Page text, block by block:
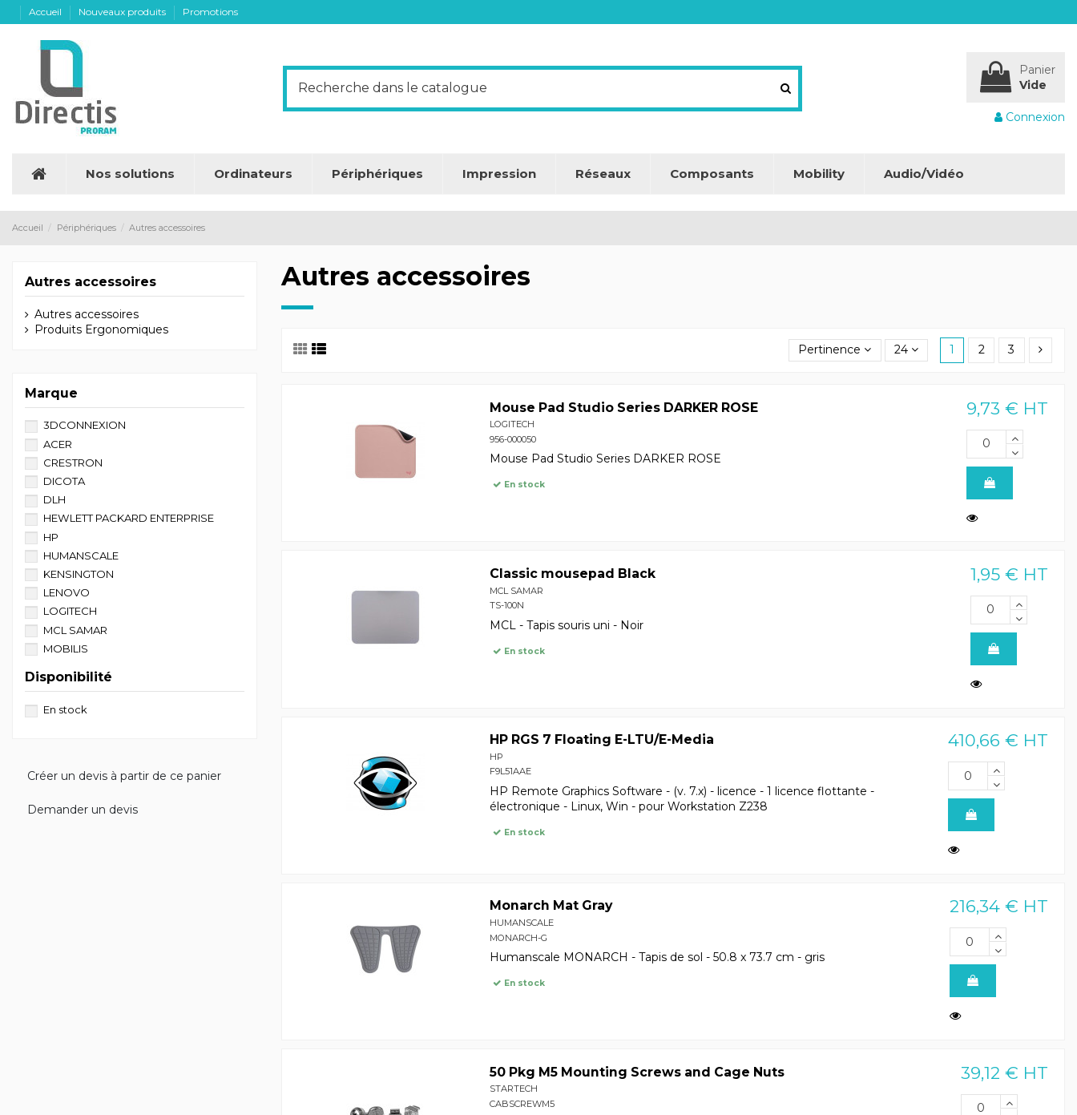
Accueil Nouveaux produits Promotions
Panier
Vide
Connexion
Nos solutions Ordinateurs Périphériques Impression Réseaux Composants Mobility Audio/Vidéo
Accueil Périphériques Autres accessoires
Autres accessoires
Pertinence 24 1 2 3
Mouse Pad Studio Series DARKER ROSE
LOGITECH
956-000050
Mouse Pad Studio Series DARKER ROSE
En stock
9,73 € HT
Classic mousepad Black
MCL SAMAR
TS-100N
MCL - Tapis souris uni - Noir
En stock
1,95 € HT
HP RGS 7 Floating E-LTU/E-Media
HP
F9L51AAE
HP Remote Graphics Software - (v. 7.x) - licence - 1 licence flottante -
électronique - Linux, Win - pour Workstation Z238
En stock
410,66 € HT
Monarch Mat Gray
HUMANSCALE
MONARCH-G
Humanscale MONARCH - Tapis de sol - 50.8 x 73.7 cm - gris
En stock
216,34 € HT
50 Pkg M5 Mounting Screws and Cage Nuts
STARTECH
CABSCREWM5
39,12 € HT
Autres accessoires
Autres accessoires
Produits Ergonomiques
Marque
3DCONNEXION
ACER
CRESTRON
DICOTA
DLH
HEWLETT PACKARD ENTERPRISE
HP
HUMANSCALE
KENSINGTON
LENOVO
LOGITECH
MCL SAMAR
MOBILIS
STARTECH
Disponibilité
En stock
Créer un devis à partir de ce panier
Demander un devis